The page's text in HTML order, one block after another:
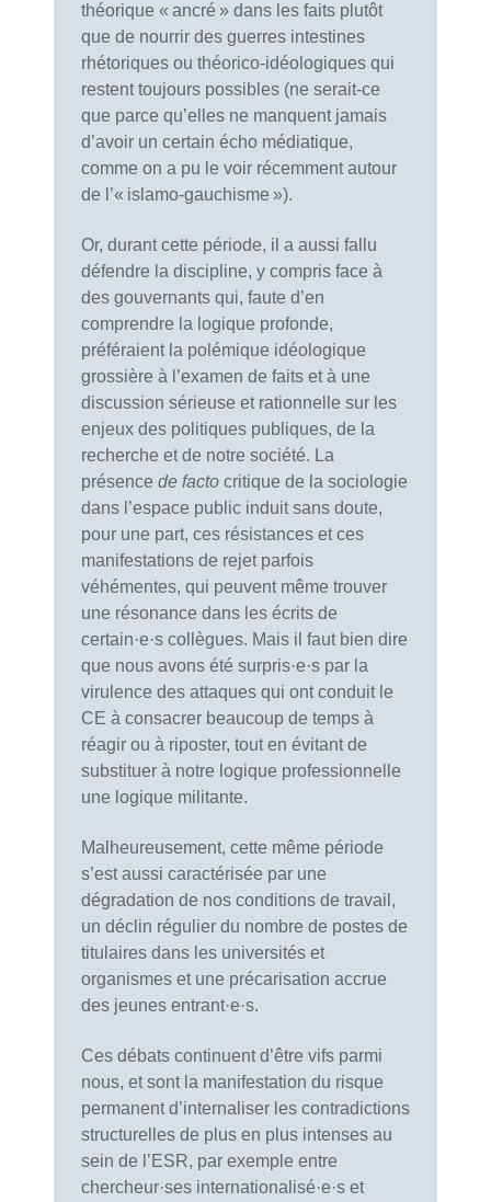
théorique « ancré » dans les faits plutôt
que de nourrir des guerres intestines
rhétoriques ou théorico-idéologiques qui
restent toujours possibles (ne serait-ce
que parce qu’elles ne manquent jamais
d’avoir un certain écho médiatique,
comme on a pu le voir récemment autour
de l’« islamo-gauchisme »).
Or, durant cette période, il a aussi fallu
défendre la discipline, y compris face à
des gouvernants qui, faute d’en
comprendre la logique profonde,
préféraient la polémique idéologique
grossière à l’examen de faits et à une
discussion sérieuse et rationnelle sur les
enjeux des politiques publiques, de la
recherche et de notre société. La
présence de facto critique de la sociologie
dans l’espace public induit sans doute,
pour une part, ces résistances et ces
manifestations de rejet parfois
véhémentes, qui peuvent même trouver
une résonance dans les écrits de
certain·e·s collègues. Mais il faut bien dire
que nous avons été surpris·e·s par la
virulence des attaques qui ont conduit le
CE à consacrer beaucoup de temps à
réagir ou à riposter, tout en évitant de
substituer à notre logique professionnelle
une logique militante.
Malheureusement, cette même période
s’est aussi caractérisée par une
dégradation de nos conditions de travail,
un déclin régulier du nombre de postes de
titulaires dans les universités et
organismes et une précarisation accrue
des jeunes entrant·e·s.
Ces débats continuent d’être vifs parmi
nous, et sont la manifestation du risque
permanent d’internaliser les contradictions
structurelles de plus en plus intenses au
sein de l’ESR, par exemple entre
chercheur·ses internationalisé·e·s et